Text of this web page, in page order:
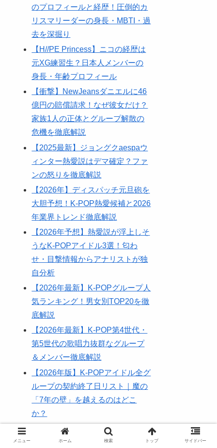
のプロフィールと経歴！圧倒的カ
リスマリーダーの身長・MBTI・過
去を深掘り
​【H//PE Princess】ニコの経歴は
元XG練習生？日本人メンバーの
身長・年齢プロフィール
​【衝撃】NewJeansダニエルに46
億円の賠償請求！なぜ彼女だけ？
家族1人の正体とグループ解散の
危機を徹底解説
【2025最新】ジョングクaespaウ
ィンター熱愛説はデマ確定？ファ
ンの怒りを徹底解説
【2026年】ディスパッチ元旦砲を
大胆予想！K-POP熱愛候補と2026
年業界トレンド徹底解説
【2026年予想】熱愛説が浮上しそ
うなK-POPアイドル3選！匂わ
せ・目撃情報からアナリストが独
自分析
【2026年最新】K-POPグループ人
気ランキング！男女別TOP20を徹
底解説
【2026年最新】K-POP第4世代・
第5世代の歌唱力抜群なグループ
＆メンバー徹底解説
【2026年版】K-POPアイドル全グ
ループの契約終了日リスト｜魔の
「7年の壁」を越えるのはどこ
か？
【H//PE Princess】キム・ドイの
プロフィール身長年齢！ハンリム
メニュー ホーム 検索 トップ サイドバー